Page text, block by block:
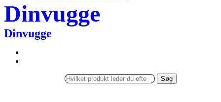
Dinvugge
Dinvugge
Søg